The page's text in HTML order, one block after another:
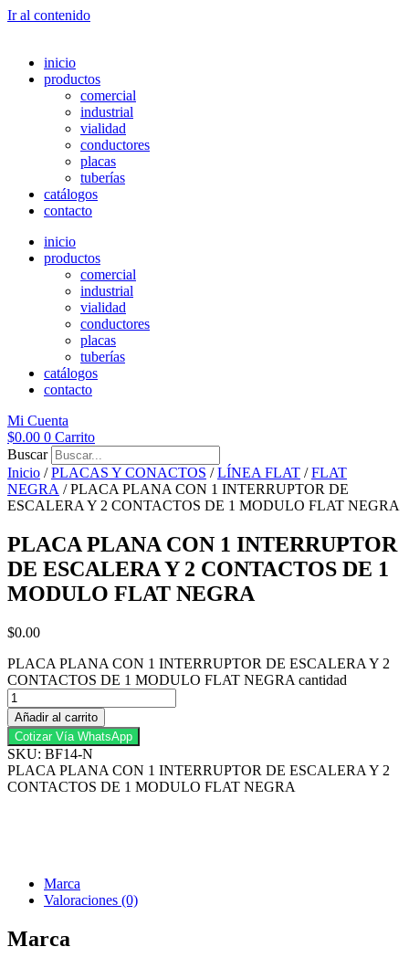
Ir al contenido
inicio
productos
comercial
industrial
vialidad
conductores
placas
tuberías
catálogos
contacto
inicio
productos
comercial
industrial
vialidad
conductores
placas
tuberías
catálogos
contacto
Mi Cuenta
$0.00 0 Carrito
Buscar
Inicio /PLACAS Y CONACTOS /LÍNEA FLAT /FLAT
NEGRA / PLACA PLANA CON 1 INTERRUPTOR DE
ESCALERA Y 2 CONTACTOS DE 1 MODULO FLAT NEGRA
PLACA PLANA CON 1 INTERRUPTOR
DE ESCALERA Y 2 CONTACTOS DE 1
MODULO FLAT NEGRA
$0.00
PLACA PLANA CON 1 INTERRUPTOR DE ESCALERA Y 2
CONTACTOS DE 1 MODULO FLAT NEGRA cantidad
Añadir al carrito
Cotizar Vía WhatsApp
SKU: BF14-N
PLACA PLANA CON 1 INTERRUPTOR DE ESCALERA Y 2
CONTACTOS DE 1 MODULO FLAT NEGRA
Marca
Valoraciones (0)
Marca